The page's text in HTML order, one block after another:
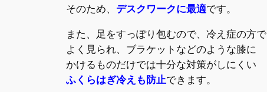
そのため、 デスクワークに最適です。
また、足をすっぽり包むので、冷え症の方で
よく見られ、ブラケットなどのような膝に
かけるものだけでは十分な対策がしにくい
ふくらはぎ冷えも防止できます。